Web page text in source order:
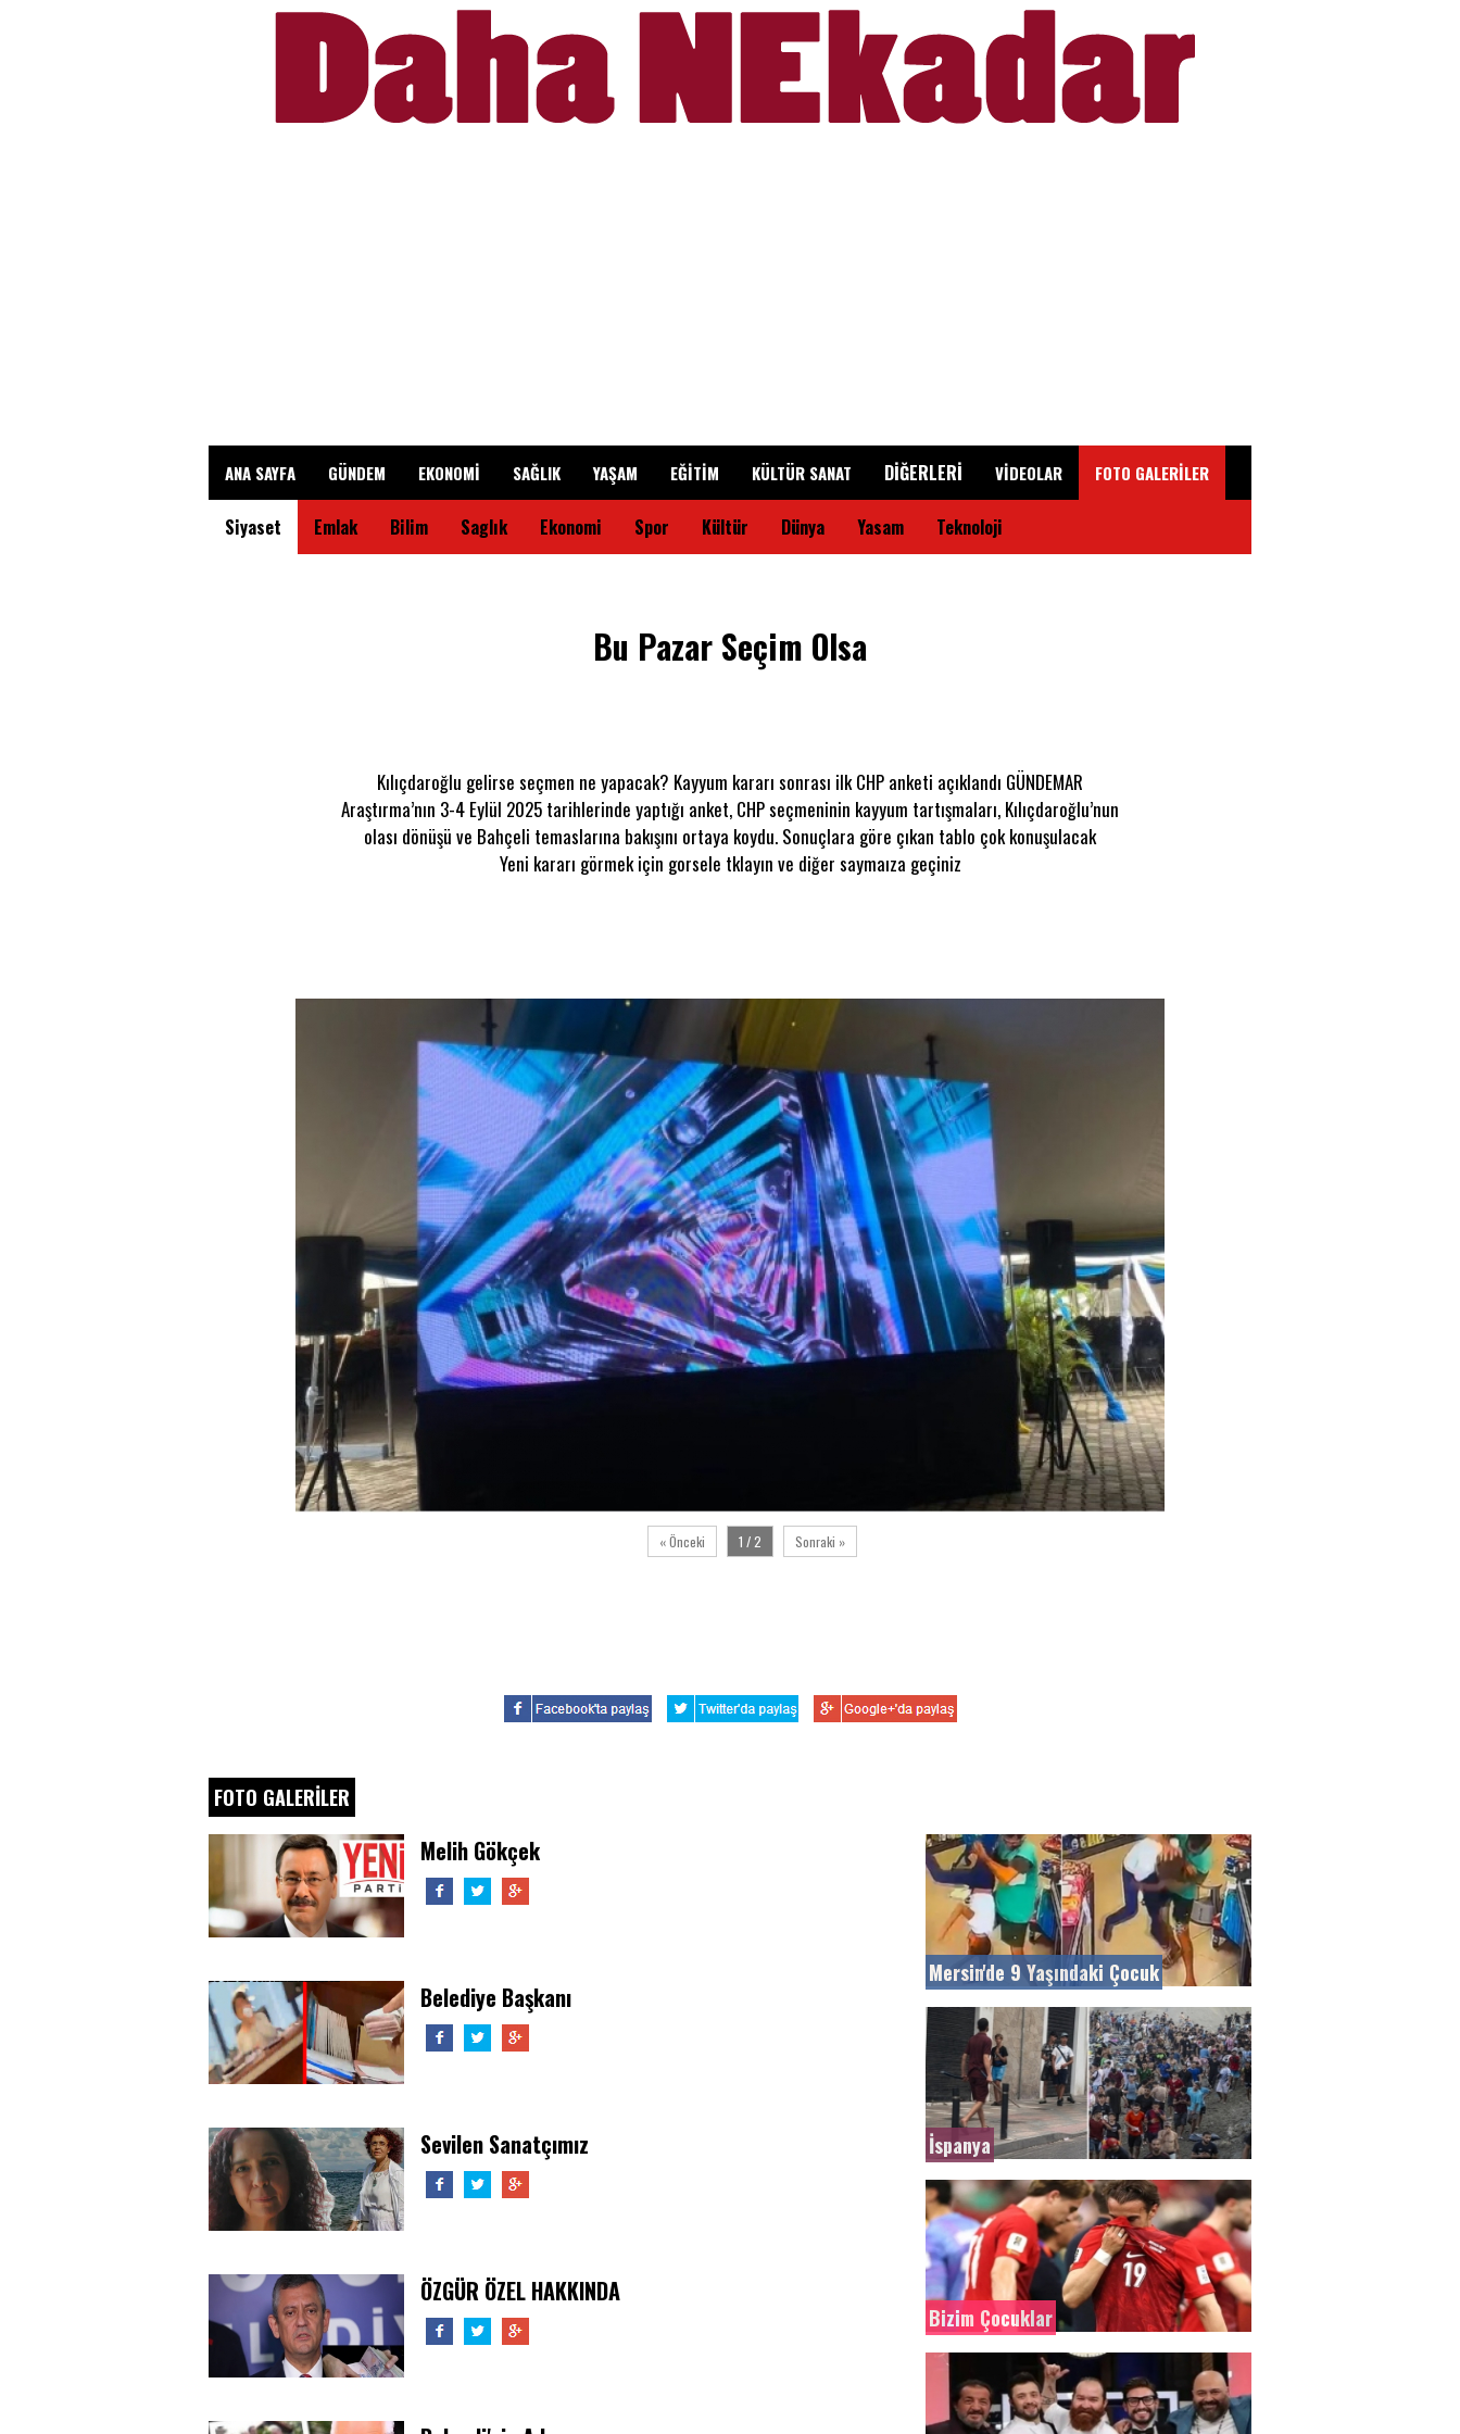
ANA SAYFA GÜNDEM EKONOMİ SAĞLIK YAŞAM EĞİTİM KÜLTÜR SANAT DİĞERLERİ VİDEOLAR FOTO GALERİLER
Siyaset Emlak Bilim Saglık Ekonomi Spor Kültür Dünya Yasam Teknoloji
Bu Pazar Seçim Olsa
Kılıçdaroğlu gelirse seçmen ne yapacak? Kayyum kararı sonrası ilk CHP anketi açıklandı GÜNDEMAR
Araştırma’nın 3-4 Eylül 2025 tarihlerinde yaptığı anket, CHP seçmeninin kayyum tartışmaları, Kılıçdaroğlu’nun
olası dönüşü ve Bahçeli temaslarına bakışını ortaya koydu. Sonuçlara göre çıkan tablo çok konuşulacak
Yeni kararı görmek için gorsele tklayın ve diğer saymaıza geçiniz
« Önceki 1 / 2 Sonraki »
FOTO GALERİLER
Melih Gökçek
Belediye Başkanı
Sevilen Sanatçımız
ÖZGÜR ÖZEL HAKKINDA
Mersin'de 9 Yaşındaki Çocuk
İspanya
Bizim Çocuklar